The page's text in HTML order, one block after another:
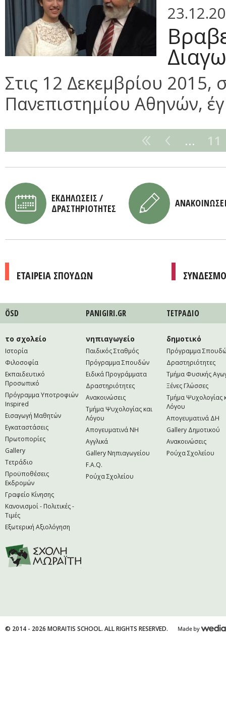
Στις 12 Δεκεμβρίου 2015,
Πανεπιστημίου Αθηνών,
… 11
ΕΚΔΗΛΩΣΕΙΣ /
ΔΡΑΣΤΗΡΙΟΤΗΤΕΣ
ΕΤΑΙΡΕΙΑ ΣΠΟΥΔΩΝ
ÖSD PANIGIRI.GR ΤΕΤΡAΔΙΟ
το σχολείο
Ιστορία
Φιλοσοφία
Εκπαιδευτικό
Προσωπικό
Πρόγραμμα Υποτροφιών
Inspired
Εισαγωγή Μαθητών
Εγκαταστάσεις
Πρωτοπορίες
Gallery
Τετράδιο
Προϋποθέσεις
Εκδρομών
Γραφείο Κίνησης
Κανονισμοί - Πολιτικές -
Τιμές
Εξωτερική Αξιολόγηση
νηπιαγωγείο
Παιδικός Σταθμός
Πρόγραμμα Σπουδών
Ειδικά Προγράμματα
Δραστηριότητες
Ανακοινώσεις
Τμήμα Ψυχολογίας και
Λόγου
Απογευματινά NH
Αγγλικά
Gallery Νηπιαγωγείου
F.A.Q.
Ρούχα Σχολείου
δημοτικό
Πρόγραμμα
Δραστηριότητες
Τμήμα Φυσικής
Ξένες Γλώσσες
Τμήμα Ψυχολογίας
Λόγου
Απογευματινά ΔΗ
Gallery Δημοτικού
Ανακοινώσεις
Ρούχα Σχολείου
© 2014 - 2026 MORAITIS SCHOOL. ALL RIGHTS RESERVED.